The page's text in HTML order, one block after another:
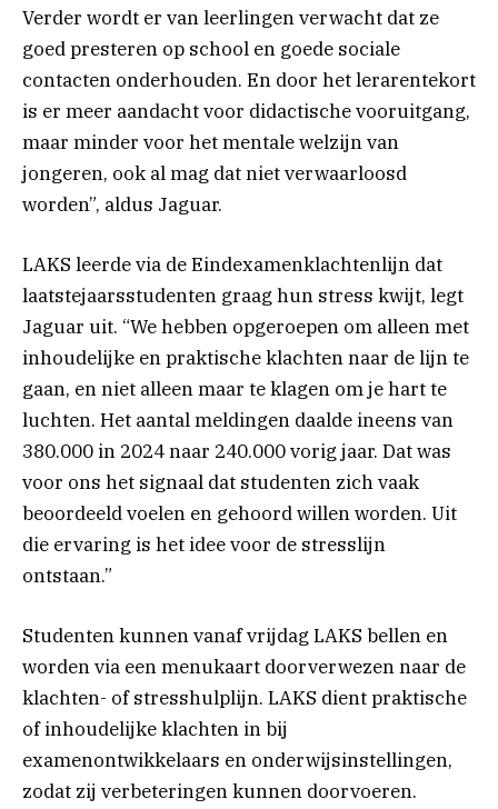
Verder wordt er van leerlingen verwacht dat ze
goed presteren op school en goede sociale
contacten onderhouden. En door het lerarentekort
is er meer aandacht voor didactische vooruitgang,
maar minder voor het mentale welzijn van
jongeren, ook al mag dat niet verwaarloosd
worden”, aldus Jaguar.
LAKS leerde via de Eindexamenklachtenlijn dat
laatstejaarsstudenten graag hun stress kwijt, legt
Jaguar uit. “We hebben opgeroepen om alleen met
inhoudelijke en praktische klachten naar de lijn te
gaan, en niet alleen maar te klagen om je hart te
luchten. Het aantal meldingen daalde ineens van
380.000 in 2024 naar 240.000 vorig jaar. Dat was
voor ons het signaal dat studenten zich vaak
beoordeeld voelen en gehoord willen worden. Uit
die ervaring is het idee voor de stresslijn
ontstaan.”
Studenten kunnen vanaf vrijdag LAKS bellen en
worden via een menukaart doorverwezen naar de
klachten- of stresshulplijn. LAKS dient praktische
of inhoudelijke klachten in bij
examenontwikkelaars en onderwijsinstellingen,
zodat zij verbeteringen kunnen doorvoeren.